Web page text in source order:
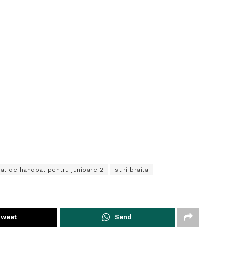
de handbal pentru junioare 2 stiri braila
Send